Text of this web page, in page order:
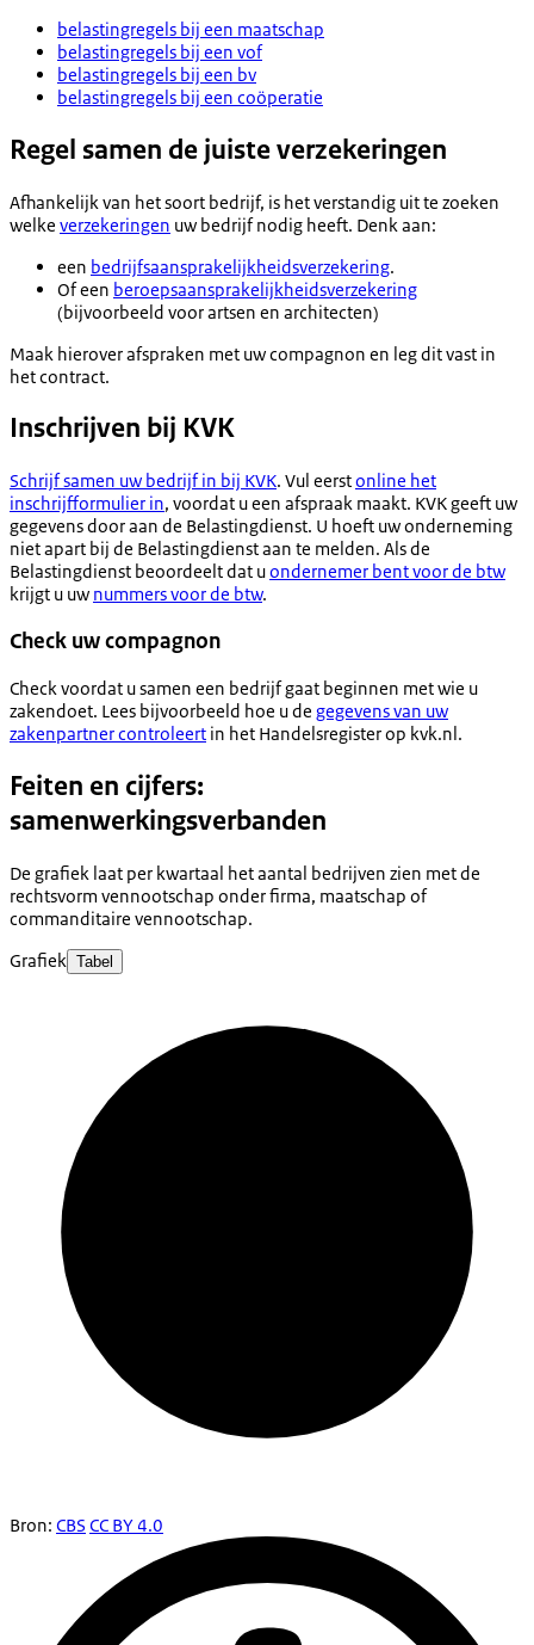
belastingregels bij een maatschap
belastingregels bij een vof
belastingregels bij een bv
belastingregels bij een coöperatie
Regel samen de juiste verzekeringen
Afhankelijk van het soort bedrijf, is het verstandig uit te zoeken
welke verzekeringen uw bedrijf nodig heeft. Denk aan:
een bedrijfsaansprakelijkheidsverzekering.
Of een beroepsaansprakelijkheidsverzekering
(bijvoorbeeld voor artsen en architecten)
Maak hierover afspraken met uw compagnon en leg dit vast in
het contract.
Inschrijven bij KVK
Schrijf samen uw bedrijf in bij KVK. Vul eerstonline het
inschrijfformulier in, voordat u een afspraak maakt. KVK geeft uw
gegevens door aan de Belastingdienst. U hoeft uw onderneming
niet apart bij de Belastingdienst aan te melden. Als de
Belastingdienst beoordeelt dat uondernemer bent voor de btw
krijgt u uw nummers voor de btw.
Check uw compagnon
Check voordat u samen een bedrijf gaat beginnen met wie u
zakendoet. Lees bijvoorbeeld hoe u de gegevens van uw
zakenpartner controleert in het Handelsregister op kvk.nl.
Feiten en cijfers:
samenwerkingsverbanden
De grafiek laat per kwartaal het aantal bedrijven zien met de
rechtsvorm vennootschap onder firma, maatschap of
commanditaire vennootschap.
Grafiek Tabel
Bron: CBS CC BY 4.0